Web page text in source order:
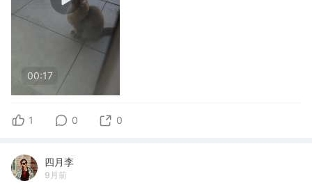
00:17
1 0 0
四月李
9月前